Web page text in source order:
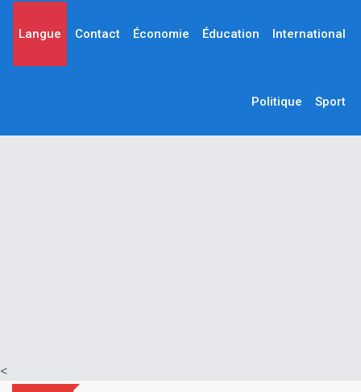
<
Langue Contact Économie Éducation International
Politique Sport